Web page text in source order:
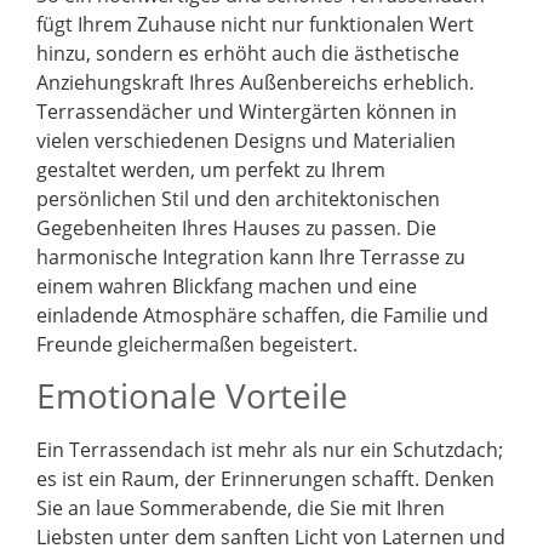
fügt Ihrem Zuhause nicht nur funktionalen Wert
hinzu, sondern es erhöht auch die ästhetische
Anziehungskraft Ihres Außenbereichs erheblich.
Terrassendächer und Wintergärten können in
vielen verschiedenen Designs und Materialien
gestaltet werden, um perfekt zu Ihrem
persönlichen Stil und den architektonischen
Gegebenheiten Ihres Hauses zu passen. Die
harmonische Integration kann Ihre Terrasse zu
einem wahren Blickfang machen und eine
einladende Atmosphäre schaffen, die Familie und
Freunde gleichermaßen begeistert.
Emotionale Vorteile
Ein Terrassendach ist mehr als nur ein Schutzdach;
es ist ein Raum, der Erinnerungen schafft. Denken
Sie an laue Sommerabende, die Sie mit Ihren
Liebsten unter dem sanften Licht von Laternen und